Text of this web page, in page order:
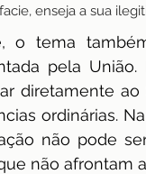
enseja a sua
o tema
pela
diretamente
ordinárias. Na
não pode
não afrontam